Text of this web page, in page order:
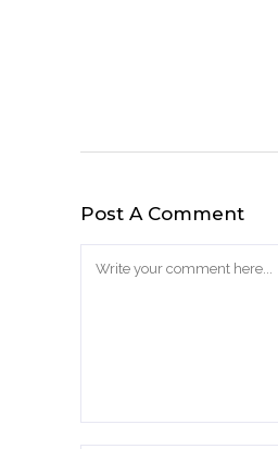
Post A Comment